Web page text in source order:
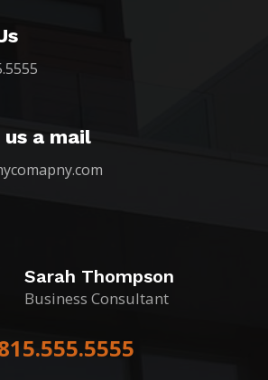
us a mail
Sarah Thompson
Business Consultant